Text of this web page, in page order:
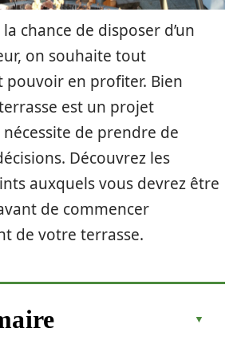
la chance de disposer d’un
on souhaite tout
en profiter. Bien
est un projet
de prendre de
Découvrez les
auxquels vous devrez être
de commencer
de votre terrasse.